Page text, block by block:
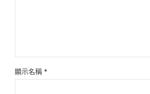
顯示名稱 *